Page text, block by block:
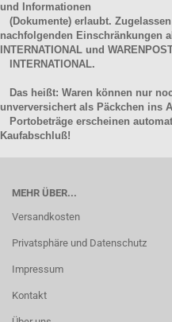
und Informationen
(Dokumente) erlaubt.
nachfolgenden Einschränkungen
INTERNATIONAL und
INTERNATIONAL.
Das heißt: Waren können nur
unverversichert als Päckchen ins
Portobeträge erscheinen
Kaufabschluß!
MEHR ÜBER...
Versandkosten
Privatsphäre und Datenschutz
Impressum
Kontakt